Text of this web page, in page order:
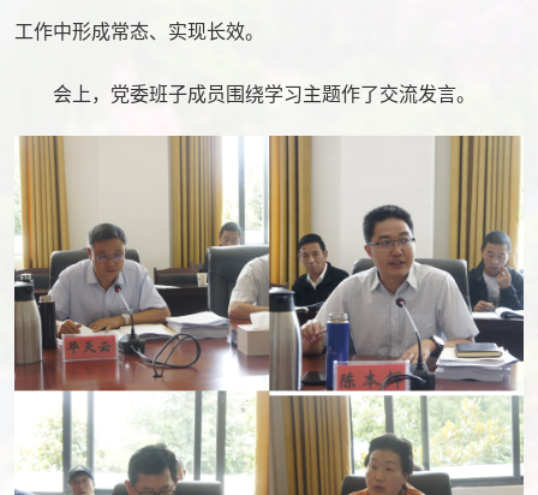
工作中形成常态、实现长效。
会上，党委班子成员围绕学习主题作了交流发言。